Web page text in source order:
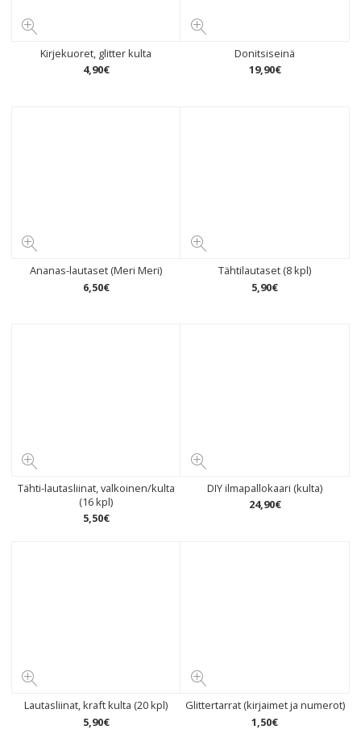
Kirjekuoret, glitter kulta
4,90€
Donitsiseinä
19,90€
Ananas-lautaset (Meri Meri)
6,50€
Tähtilautaset (8 kpl)
5,90€
Tähti-lautasliinat, valkoinen/kulta
(16 kpl)
5,50€
DIY ilmapallokaari (kulta)
24,90€
Lautasliinat, kraft kulta (20 kpl)
5,90€
Glittertarrat (kirjaimet ja numerot)
1,50€